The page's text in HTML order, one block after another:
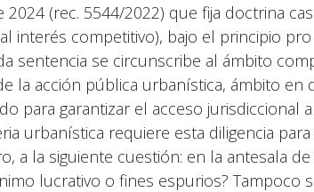
(rec. 5544/2022) que fija doctrina
interés competitivo), bajo el principio
sentencia se circunscribe al ámbito
la acción pública urbanística, ámbito en
para garantizar el acceso jurisdiccional
urbanística requiere esta diligencia para
a la siguiente cuestión: en la antesala
lucrativo o fines espurios? Tampoco